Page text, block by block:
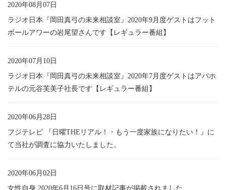
2020年08月07日
ラジオ日本『岡田真弓の未来相談室』2020年9月度ゲストはフット
ボールアワーの岩尾望さんです【レギュラー番組】
2020年07月10日
ラジオ日本『岡田真弓の未来相談室』2020年7月度ゲストはアパホ
テルの元谷芙美子社長です【レギュラー番組】
2020年06月28日
フジテレビ 『日曜THEリアル！・もう一度家族になりたい！』に
て当社が調査に協力いたしました。
2020年06月02日
女性自身 2020年6月16日号に取材記事が掲載されました